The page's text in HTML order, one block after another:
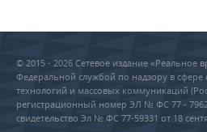
© 2015 - 2026 Сетевое издание «Реальное
Федеральной службой по надзору в
технологий и массовых коммуникаций
регистрационный номер ЭЛ № ФС 77 -
свидетельство Эл № ФС 77-59331 от 18